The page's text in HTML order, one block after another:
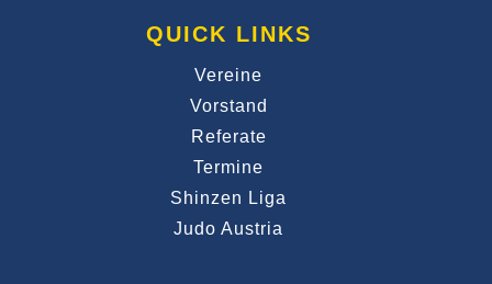
QUICK LINKS
Vereine
Vorstand
Referate
Termine
Shinzen Liga
Judo Austria